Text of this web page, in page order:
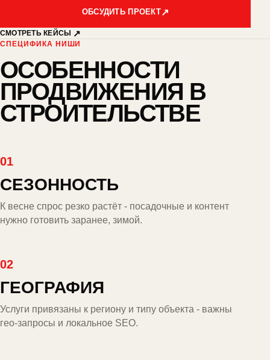
ОБСУДИТЬ ПРОЕКТ
СМОТРЕТЬ КЕЙСЫ
СПЕЦИФИКА НИШИ
ОСОБЕННОСТИ
ПРОДВИЖЕНИЯ В
СТРОИТЕЛЬСТВЕ
01
СЕЗОННОСТЬ
К весне спрос резко растёт - посадочные и контент
нужно готовить заранее, зимой.
02
ГЕОГРАФИЯ
Услуги привязаны к региону и типу объекта - важны
гео-запросы и локальное SEO.